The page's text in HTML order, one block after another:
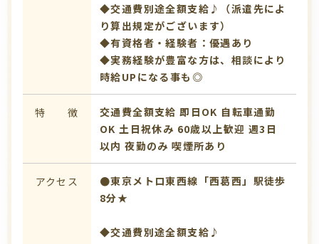
◆交通費別途全額支給♪（派遣先によ
り算出規定がございます）
◆有資格者・経験者：優遇あり
◆実務経験が豊富な方は、相談により
時給UPになる事も◎
特 徴 交通費全額支給 即日OK 自転車通勤
OK 土日祝休み 60歳以上歓迎 週3日
以内 夜勤のみ 喫煙所あり
アクセス
●東京メトロ東西線「西葛西」駅徒歩
8分★
◆交通費別途全額支給♪